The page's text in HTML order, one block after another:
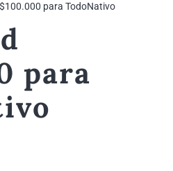
para TodoNativo
para